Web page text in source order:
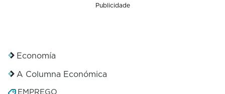
Publicidade
Economía
A Columna Económica
EMPREGO